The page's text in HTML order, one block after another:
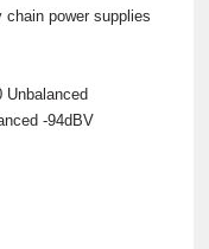
chain power supplies
Unbalanced
-94dBV